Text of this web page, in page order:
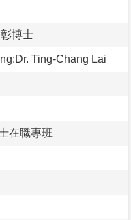
博士
Ting-Chang Lai
在職專班